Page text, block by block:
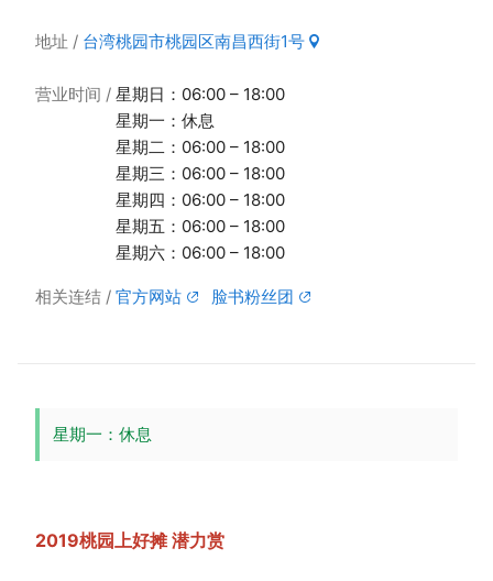
地址 台湾桃园市桃园区南昌西街1号
营业时间
星期日：06:00 – 18:00
星期一：休息
星期二：06:00 – 18:00
星期三：06:00 – 18:00
星期四：06:00 – 18:00
星期五：06:00 – 18:00
星期六：06:00 – 18:00
相关连结 官方网站 脸书粉丝团
星期一：休息
2019桃园上好摊 潜力赏